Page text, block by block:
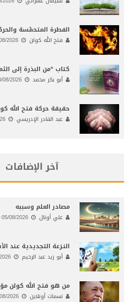
الفطرة المتحمّسة
فتح الله كولن 2026
كتاب “من البذرة إلى
أبو بكر محمد 08/2026
حقيقة حركة فتح الله
عبد القادر الإدريسي
آخر الإضافات
مصادر العلم وسببه
علي أونال 05/08/2026
النـزعة التجديدية عند
أبو زيد عبد الرحيم
من هو فتح الله كولن
نسمات أونلاين 2026